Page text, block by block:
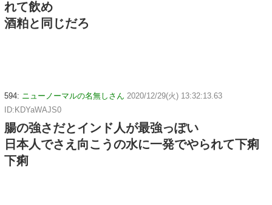
れて飲め
酒粕と同じだろ
594: ニューノーマルの名無しさん 2020/12/29(火) 13:32:13.63
ID:KDYaWAJS0
腸の強さだとインド人が最強っぽい
日本人でさえ向こうの水に一発でやられて下痢
下痢